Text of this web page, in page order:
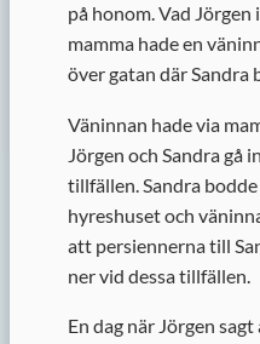
på honom. Vad
mamma hade en
över gatan där Sandra
Väninnan hade via
Jörgen och Sandra gå
tillfällen. Sandra
hyreshuset och
att persiennerna till
ner vid dessa tillfällen.
En dag när Jörgen